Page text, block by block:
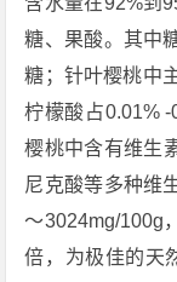
糖、果酸。其中
糖；针叶樱桃中
柠檬酸占0.01% -
樱桃中含有维生
尼克酸等多种维
～3024mg/100g
倍，为极佳的天